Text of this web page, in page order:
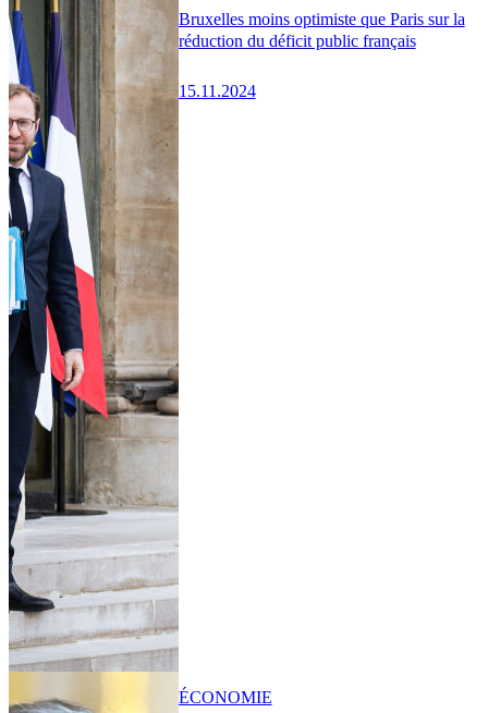
Bruxelles moins optimiste que Paris sur la
réduction du déficit public français
15.11.2024
ÉCONOMIE